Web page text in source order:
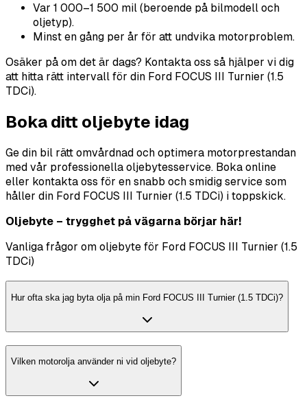
Var 1 000–1 500 mil (beroende på bilmodell och
oljetyp).
Minst en gång per år för att undvika motorproblem.
Osäker på om det är dags? Kontakta oss så hjälper vi dig
att hitta rätt intervall för din Ford FOCUS III Turnier (1.5
TDCi).
Boka ditt oljebyte idag
Ge din bil rätt omvårdnad och optimera motorprestandan
med vår professionella oljebytesservice. Boka online
eller kontakta oss för en snabb och smidig service som
håller din Ford FOCUS III Turnier (1.5 TDCi) i toppskick.
Oljebyte – trygghet på vägarna börjar här!
Vanliga frågor om oljebyte för Ford FOCUS III Turnier (1.5
TDCi)
Hur ofta ska jag byta olja på min Ford FOCUS III Turnier (1.5 TDCi)?
Vilken motorolja använder ni vid oljebyte?